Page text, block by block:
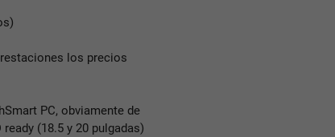
los precios
PC, obviamente de
(18.5 y 20 pulgadas)